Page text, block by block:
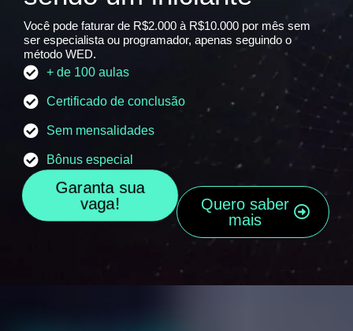
Você pode faturar de R$2.000 à R$10.000 por mês sem
ser especialista ou programador, apenas seguindo o
método WED.
+ de 100 aulas
Certificado de conclusão
Sem mensalidades
Bônus especial
Garanta sua
vaga!
Quero saber
mais